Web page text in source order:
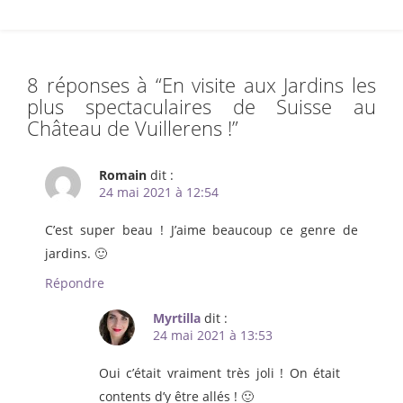
8 réponses à “En visite aux Jardins les
plus spectaculaires de Suisse au
Château de Vuillerens !”
Romain dit :
24 mai 2021 à 12:54
C’est super beau ! J’aime beaucoup ce genre de
jardins. 🙂
Répondre
Myrtilla dit :
24 mai 2021 à 13:53
Oui c’était vraiment très joli ! On était
contents d’y être allés ! 🙂